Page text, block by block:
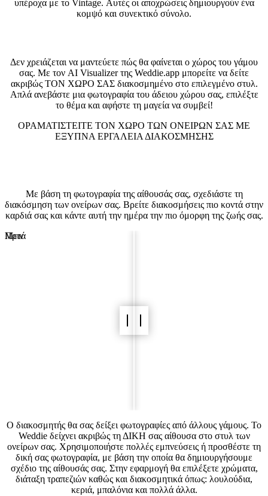
υπέροχα με το Vintage. Αυτές οι αποχρώσεις δημιουργούν ένα
κομψό και συνεκτικό σύνολο.
Δεν χρειάζεται να μαντεύετε πώς θα φαίνεται ο χώρος του γάμου
σας. Με τον AI Visualizer της Weddie.app μπορείτε να δείτε
ακριβώς ΤΟΝ ΧΩΡΟ ΣΑΣ διακοσμημένο στο επιλεγμένο στυλ.
Απλά ανεβάστε μια φωτογραφία του άδειου χώρου σας, επιλέξτε
το θέμα και αφήστε τη μαγεία να συμβεί!
ΟΡΑΜΑΤΙΣΤΕΊΤΕ ΤΟΝ ΧΏΡΟ ΤΩΝ ΟΝΕΊΡΩΝ ΣΑΣ ΜΕ
ΈΞΥΠΝΑ ΕΡΓΑΛΕΊΑ ΔΙΑΚΌΣΜΗΣΗΣ
Με βάση τη φωτογραφία της αίθουσάς σας, σχεδιάστε τη
διακόσμηση των ονείρων σας. Βρείτε διακοσμήσεις πιο κοντά στην
καρδιά σας και κάντε αυτή την ημέρα την πιο όμορφη της ζωής σας.
Πριν
Μετά
Ο διακοσμητής θα σας δείξει φωτογραφίες από άλλους γάμους. Το
Weddie δείχνει ακριβώς τη ΔΙΚΗ σας αίθουσα στο στυλ των
ονείρων σας. Χρησιμοποιήστε πολλές εμπνεύσεις ή προσθέστε τη
δική σας φωτογραφία, με βάση την οποία θα δημιουργήσουμε
σχέδιο της αίθουσάς σας. Στην εφαρμογή θα επιλέξετε χρώματα,
διάταξη τραπεζιών καθώς και διακοσμητικά όπως: λουλούδια,
κεριά, μπαλόνια και πολλά άλλα.